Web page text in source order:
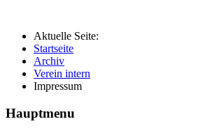
Aktuelle Seite:
Startseite
Archiv
Verein intern
Impressum
Hauptmenu